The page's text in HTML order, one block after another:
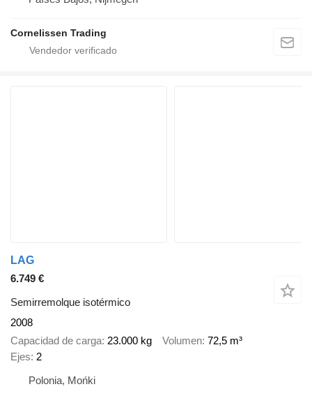
Cornelissen Trading
LAG
6.749 €
Semirremolque isotérmico
2008
Capacidad de carga 23.000 kg Volumen 72,5 m³
Ejes 2
Polonia, Mońki